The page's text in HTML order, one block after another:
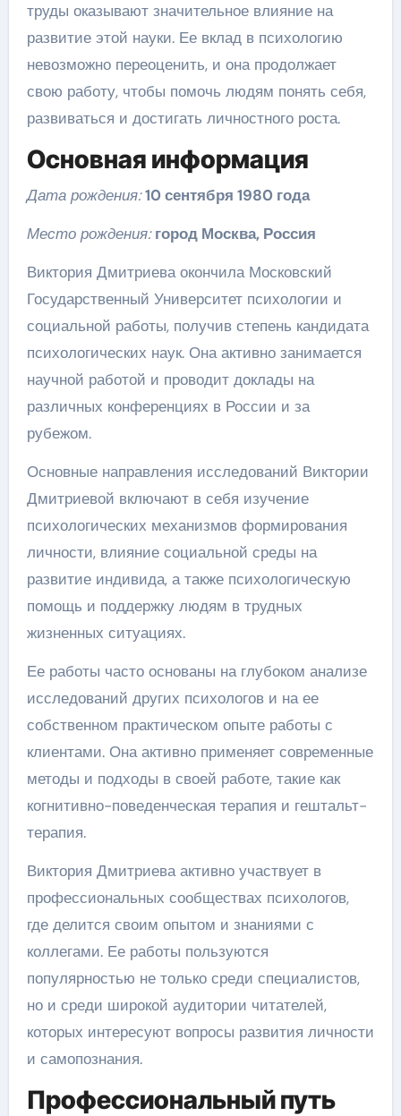
труды оказывают значительное влияние на
развитие этой науки. Ее вклад в психологию
невозможно переоценить, и она продолжает
свою работу, чтобы помочь людям понять себя,
развиваться и достигать личностного роста.
Основная информация
Дата рождения: 10 сентября 1980 года
Место рождения: город Москва, Россия
Виктория Дмитриева окончила Московский
Государственный Университет психологии и
социальной работы, получив степень кандидата
психологических наук. Она активно занимается
научной работой и проводит доклады на
различных конференциях в России и за
рубежом.
Основные направления исследований Виктории
Дмитриевой включают в себя изучение
психологических механизмов формирования
личности, влияние социальной среды на
развитие индивида, а также психологическую
помощь и поддержку людям в трудных
жизненных ситуациях.
Ее работы часто основаны на глубоком анализе
исследований других психологов и на ее
собственном практическом опыте работы с
клиентами. Она активно применяет современные
методы и подходы в своей работе, такие как
когнитивно-поведенческая терапия и гештальт-
терапия.
Виктория Дмитриева активно участвует в
профессиональных сообществах психологов,
где делится своим опытом и знаниями с
коллегами. Ее работы пользуются
популярностью не только среди специалистов,
но и среди широкой аудитории читателей,
которых интересуют вопросы развития личности
и самопознания.
Профессиональный путь